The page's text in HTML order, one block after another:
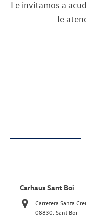
Le invitamos a
le
Carhaus Sant Boi
Carretera Santa
08830. Sant Boi